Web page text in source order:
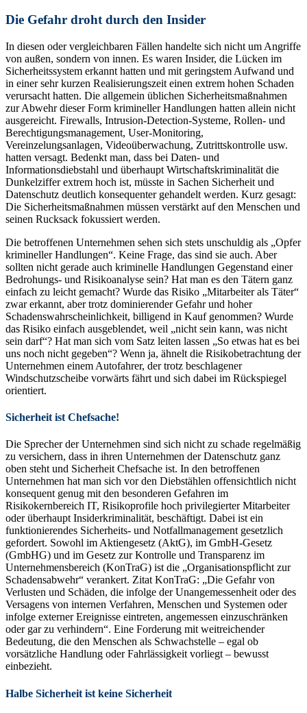
Die Gefahr droht durch den Insider
In diesen oder vergleichbaren Fällen handelte sich nicht um Angriffe
von außen, sondern von innen. Es waren Insider, die Lücken im
Sicherheitssystem erkannt hatten und mit geringstem Aufwand und
in einer sehr kurzen Realisierungszeit einen extrem hohen Schaden
verursacht hatten. Die allgemein üblichen Sicherheitsmaßnahmen
zur Abwehr dieser Form krimineller Handlungen hatten allein nicht
ausgereicht. Firewalls, Intrusion-Detection-Systeme, Rollen- und
Berechtigungsmanagement, User-Monitoring,
Vereinzelungsanlagen, Videoüberwachung, Zutrittskontrolle usw.
hatten versagt. Bedenkt man, dass bei Daten- und
Informationsdiebstahl und überhaupt Wirtschaftskriminalität die
Dunkelziffer extrem hoch ist, müsste in Sachen Sicherheit und
Datenschutz deutlich konsequenter gehandelt werden. Kurz gesagt:
Die Sicherheitsmaßnahmen müssen verstärkt auf den Menschen und
seinen Rucksack fokussiert werden.
Die betroffenen Unternehmen sehen sich stets unschuldig als „Opfer
krimineller Handlungen“. Keine Frage, das sind sie auch. Aber
sollten nicht gerade auch kriminelle Handlungen Gegenstand einer
Bedrohungs- und Risikoanalyse sein? Hat man es den Tätern ganz
einfach zu leicht gemacht? Wurde das Risiko „Mitarbeiter als Täter“
zwar erkannt, aber trotz dominierender Gefahr und hoher
Schadenswahrscheinlichkeit, billigend in Kauf genommen? Wurde
das Risiko einfach ausgeblendet, weil „nicht sein kann, was nicht
sein darf“? Hat man sich vom Satz leiten lassen „So etwas hat es bei
uns noch nicht gegeben“? Wenn ja, ähnelt die Risikobetrachtung der
Unternehmen einem Autofahrer, der trotz beschlagener
Windschutzscheibe vorwärts fährt und sich dabei im Rückspiegel
orientiert.
Sicherheit ist Chefsache!
Die Sprecher der Unternehmen sind sich nicht zu schade regelmäßig
zu versichern, dass in ihren Unternehmen der Datenschutz ganz
oben steht und Sicherheit Chefsache ist. In den betroffenen
Unternehmen hat man sich vor den Diebstählen offensichtlich nicht
konsequent genug mit den besonderen Gefahren im
Risikokernbereich IT, Risikoprofile hoch privilegierter Mitarbeiter
oder überhaupt Insiderkriminalität, beschäftigt. Dabei ist ein
funktionierendes Sicherheits- und Notfallmanagement gesetzlich
gefordert. Sowohl im Aktiengesetz (AktG), im GmbH-Gesetz
(GmbHG) und im Gesetz zur Kontrolle und Transparenz im
Unternehmensbereich (KonTraG) ist die „Organisationspflicht zur
Schadensabwehr“ verankert. Zitat KonTraG: „Die Gefahr von
Verlusten und Schäden, die infolge der Unangemessenheit oder des
Versagens von internen Verfahren, Menschen und Systemen oder
infolge externer Ereignisse eintreten, angemessen einzuschränken
oder gar zu verhindern“. Eine Forderung mit weitreichender
Bedeutung, die den Menschen als Schwachstelle – egal ob
vorsätzliche Handlung oder Fahrlässigkeit vorliegt – bewusst
einbezieht.
Halbe Sicherheit ist keine Sicherheit